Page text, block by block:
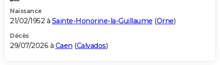
Destinations
City break
Voyage nature
Voyage de noces
Forum
Climat
+PHOTO
GUIDES D'ACHAT
BONS PLANS
Naissance
21/02/1952 à Sainte-Honorine-la-Guillaume (Orne)
Décès
29/07/2026 à Caen (Calvados)